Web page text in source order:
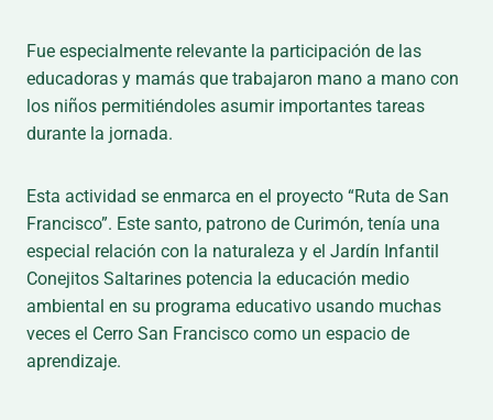
Fue especialmente relevante la participación de las
educadoras y mamás que trabajaron mano a mano con
los niños permitiéndoles asumir importantes tareas
durante la jornada.
Esta actividad se enmarca en el proyecto “Ruta de San
Francisco”. Este santo, patrono de Curimón, tenía una
especial relación con la naturaleza y el Jardín Infantil
Conejitos Saltarines potencia la educación medio
ambiental en su programa educativo usando muchas
veces el Cerro San Francisco como un espacio de
aprendizaje.